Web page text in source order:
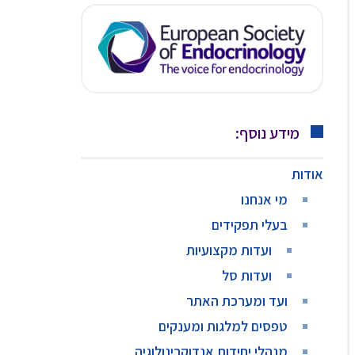
מידע נוסף:
אודות
מי אנחנו
בעלי תפקידים
ועדות מקצועיות
ועדות סל
ועד ומערכת האתר
טפסים למלגות ומענקים